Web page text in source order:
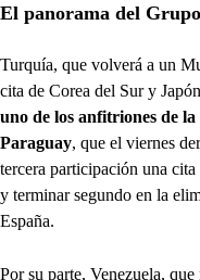
El panorama del
Turquía, que volverá a un
cita de Corea del Sur y
uno de los anfitriones de
Paraguay, que el viernes
tercera participación una
y terminar segundo en la
España.
Por su parte, Venezuela,